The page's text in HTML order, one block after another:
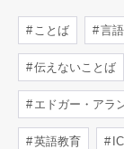
ことば 言
伝えないことば
エドガー・アラ
英語教育